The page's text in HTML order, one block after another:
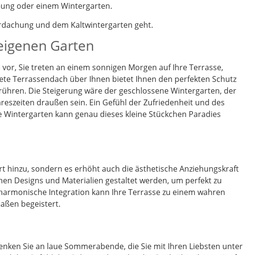
oder einem Wintergarten.
und dem Kaltwintergarten geht.
Garten
Sie treten an einem sonnigen Morgen auf Ihre Terrasse,
Terrassendach über Ihnen bietet Ihnen den perfekten Schutz
Die Steigerung wäre der geschlossene Wintergarten, der
draußen sein. Ein Gefühl der Zufriedenheit und des
kann genau dieses kleine Stückchen Paradies
sondern es erhöht auch die ästhetische Anziehungskraft
Designs und Materialien gestaltet werden, um perfekt zu
Integration kann Ihre Terrasse zu einem wahren
begeistert.
Sie an laue Sommerabende, die Sie mit Ihren Liebsten unter